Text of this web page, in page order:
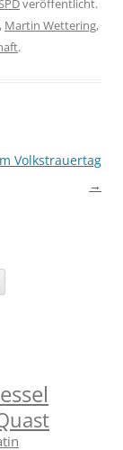
veröffentlicht.
, Martin Wettering,
.
Volkstrauertag
→